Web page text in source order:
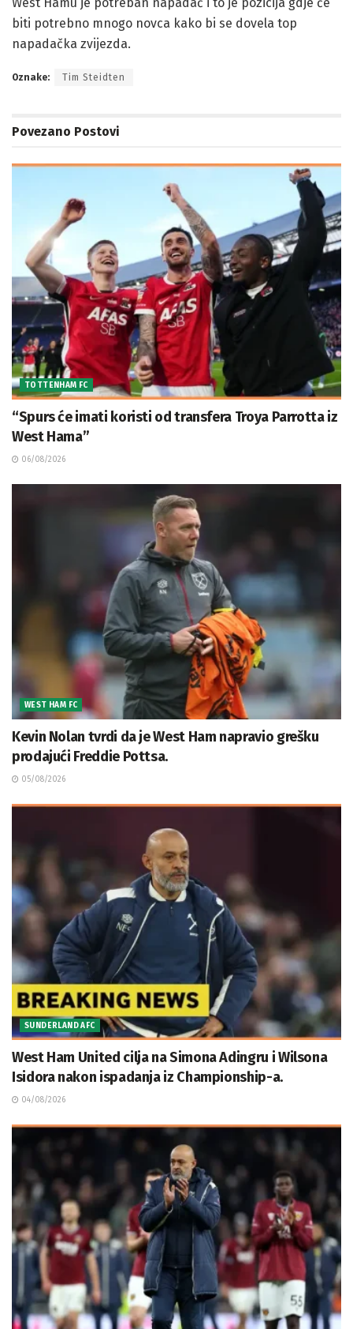
biti potrebno mnogo novca kako bi se dovela top
napadačka zvijezda.
Oznake: Tim Steidten
Povezano Postovi
TOTTENHAM FC
“Spurs će imati koristi od transfera Troya Parrotta iz
West Hama”
06/08/2026
WEST HAM FC
Kevin Nolan tvrdi da je West Ham napravio grešku
prodajući Freddie Pottsa.
05/08/2026
SUNDERLAND AFC
West Ham United cilja na Simona Adingru i Wilsona
Isidora nakon ispadanja iz Championship-a.
04/08/2026